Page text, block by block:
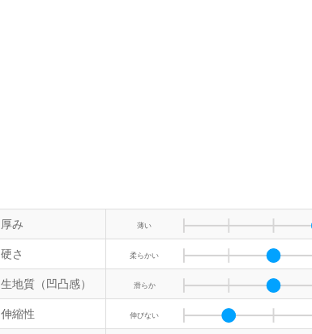
厚み 薄い
硬さ 柔らかい
生地質（凹凸感） 滑らか
伸縮性 伸びない